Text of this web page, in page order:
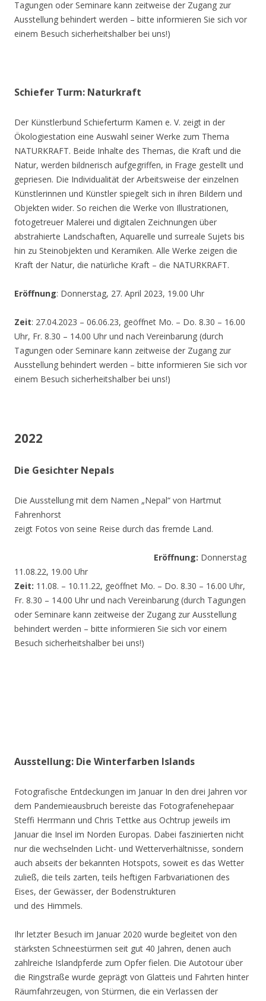
Tagungen oder Seminare kann zeitweise der Zugang zur
Ausstellung behindert werden – bitte informieren Sie sich vor
einem Besuch sicherheitshalber bei uns!)
Schiefer Turm: Naturkraft
Der Künstlerbund Schieferturm Kamen e. V. zeigt in der
Ökologiestation eine Auswahl seiner Werke zum Thema
NATURKRAFT. Beide Inhalte des Themas, die Kraft und die
Natur, werden bildnerisch aufgegriffen, in Frage gestellt und
gepriesen. Die Individualität der Arbeitsweise der einzelnen
Künstlerinnen und Künstler spiegelt sich in ihren Bildern und
Objekten wider. So reichen die Werke von Illustrationen,
fotogetreuer Malerei und digitalen Zeichnungen über
abstrahierte Landschaften, Aquarelle und surreale Sujets bis
hin zu Steinobjekten und Keramiken. Alle Werke zeigen die
Kraft der Natur, die natürliche Kraft – die NATURKRAFT.
Eröffnung: Donnerstag, 27. April 2023, 19.00 Uhr
Zeit: 27.04.2023 – 06.06.23, geöffnet Mo. – Do. 8.30 – 16.00
Uhr, Fr. 8.30 – 14.00 Uhr und nach Vereinbarung (durch
Tagungen oder Seminare kann zeitweise der Zugang zur
Ausstellung behindert werden – bitte informieren Sie sich vor
einem Besuch sicherheitshalber bei uns!)
2022
Die Gesichter Nepals
Die Ausstellung mit dem Namen „Nepal“ von Hartmut
Fahrenhorst
zeigt Fotos von seine Reise durch das fremde Land.
Eröffnung: Donnerstag
11.08.22, 19.00 Uhr
Zeit: 11.08. – 10.11.22, geöffnet Mo. – Do. 8.30 – 16.00 Uhr,
Fr. 8.30 – 14.00 Uhr und nach Vereinbarung (durch Tagungen
oder Seminare kann zeitweise der Zugang zur Ausstellung
behindert werden – bitte informieren Sie sich vor einem
Besuch sicherheitshalber bei uns!)
Ausstellung: Die Winterfarben Islands
Fotografische Entdeckungen im Januar In den drei Jahren vor
dem Pandemieausbruch bereiste das Fotografenehepaar
Steffi Herrmann und Chris Tettke aus Ochtrup jeweils im
Januar die Insel im Norden Europas. Dabei faszinierten nicht
nur die wechselnden Licht- und Wetterverhältnisse, sondern
auch abseits der bekannten Hotspots, soweit es das Wetter
zuließ, die teils zarten, teils heftigen Farbvariationen des
Eises, der Gewässer, der Bodenstrukturen
und des Himmels.
Ihr letzter Besuch im Januar 2020 wurde begleitet von den
stärksten Schneestürmen seit gut 40 Jahren, denen auch
zahlreiche Islandpferde zum Opfer fielen. Die Autotour über
die Ringstraße wurde geprägt von Glatteis und Fahrten hinter
Räumfahrzeugen, von Stürmen, die ein Verlassen der